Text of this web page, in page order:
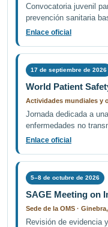
Convocatoria juvenil
prevención sanitaria
Enlace oficial
17 de septiembre de 2026
World Patient
Actividades mundiales y
Jornada dedicada a
enfermedades no
Enlace oficial
5–8 de octubre de 2026
SAGE Meeting on
Sede de la OMS ·
Revisión de evidencia